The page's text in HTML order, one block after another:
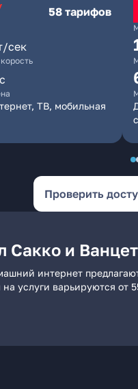
58 тарифов
сек
ТВ, мобильная
Проверить
Сакко и
интернет
услуги варьируются